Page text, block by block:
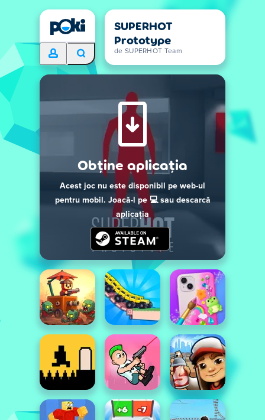
SUPERHOT
Prototype
de SUPERHOT Team
Obține aplicația
Acest joc nu este disponibil pe web-ul
pentru mobil. Joacă-l pe 💻 sau descarcă
aplicația